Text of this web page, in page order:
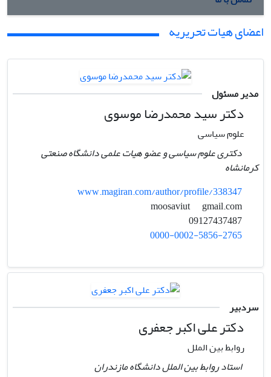
اعضای هیات تحریریه
مدیر مسئول
دکتر سید محمدرضا موسوی
علوم سیاسی
دکتری علوم سیاسی و عضو هیات علمی دانشگاه صنعتی
کرمانشاه
www.magiran.com/author/profile/338347
gmail.com
0000-0002-5856-2765
سردبیر
دکتر علی اکبر جعفری
روابط بین الملل
استاد روابط بین الملل دانشگاه مازندران